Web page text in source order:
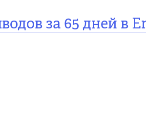
за 65 дней в